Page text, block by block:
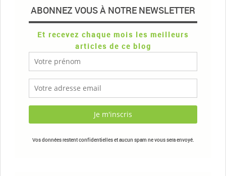
ABONNEZ VOUS À NOTRE NEWSLETTER
Et recevez chaque mois les meilleurs
articles de ce blog
Vos données restent confidentielles et aucun spam ne vous sera envoyé.